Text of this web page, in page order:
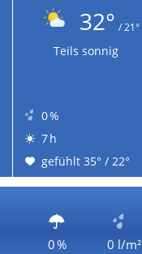
32° / 21°
Teils sonnig
0 %
7 h
gefühlt 35° / 22°
0 % 0 l/m²